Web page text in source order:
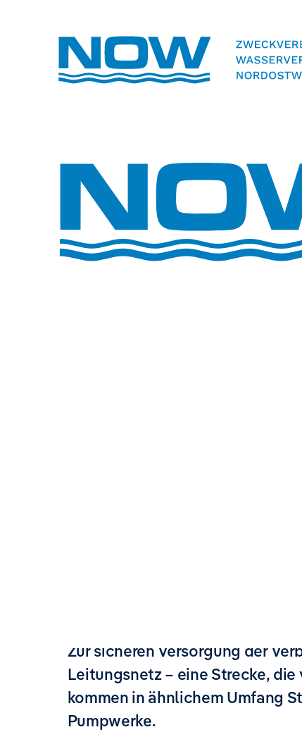
Zur sicheren Versorgung der
Leitungsnetz – eine Strecke,
kommen in ähnlichem Umfang
Pumpwerke.